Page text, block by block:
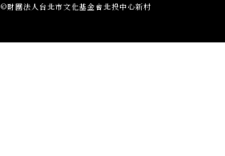
©財團法人台北市文化基金會北投中心新村